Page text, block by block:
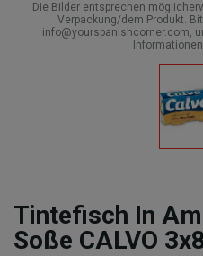
Die Bilder entsprechen
Verpackung/dem Produkt.
info@yourspanishcorner.com,
Tintefisch In
Soße CALVO